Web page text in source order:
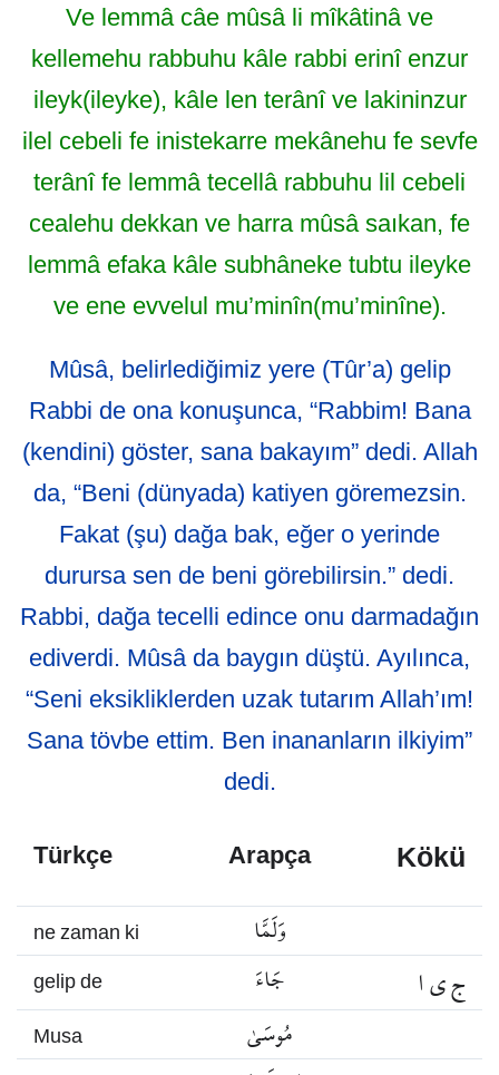
Ve lemmâ câe mûsâ li mîkâtinâ ve
kellemehu rabbuhu kâle rabbi erinî enzur
ileyk(ileyke), kâle len terânî ve lakininzur
ilel cebeli fe inistekarre mekânehu fe sevfe
terânî fe lemmâ tecellâ rabbuhu lil cebeli
cealehu dekkan ve harra mûsâ saıkan, fe
lemmâ efaka kâle subhâneke tubtu ileyke
ve ene evvelul mu’minîn(mu’minîne).
Mûsâ, belirlediğimiz yere (Tûr’a) gelip
Rabbi de ona konuşunca, “Rabbim! Bana
(kendini) göster, sana bakayım” dedi. Allah
da, “Beni (dünyada) katiyen göremezsin.
Fakat (şu) dağa bak, eğer o yerinde
durursa sen de beni görebilirsin.” dedi.
Rabbi, dağa tecelli edince onu darmadağın
ediverdi. Mûsâ da baygın düştü. Ayılınca,
“Seni eksikliklerden uzak tutarım Allah’ım!
Sana tövbe ettim. Ben inananların ilkiyim”
dedi.
Türkçe Arapça Kökü
ne zaman ki وَلَمَّا
gelip de جَاءَ ج ي ا
Musa مُوسَىٰ